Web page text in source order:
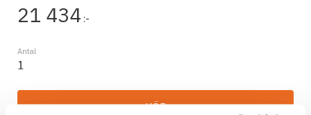
21 434 :-
Antal
KÖP